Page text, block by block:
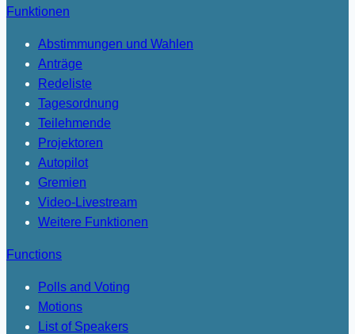
Funktionen
Abstimmungen und Wahlen
Anträge
Redeliste
Tagesordnung
Teilehmende
Projektoren
Autopilot
Gremien
Video-Livestream
Weitere Funktionen
Functions
Polls and Voting
Motions
List of Speakers